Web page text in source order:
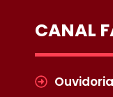
CANAL
Ouvidoria